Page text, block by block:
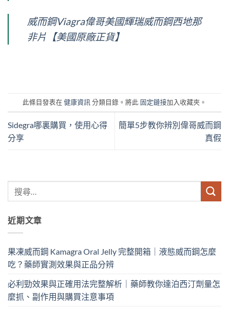
威而鋼Viagra偉哥美國輝瑞威而鋼西地那
非片【美國原廠正貨】
此條目發表在 健康資訊分類目錄。將此 固定鏈接加入收藏夾。
Sidegra哪裏購買，使用心得
分享
簡單5步教你辨別偉哥威而鋼
真假
近期文章
果凍威而鋼 Kamagra Oral Jelly 完整開箱｜液態威而鋼怎麼
吃？藥師實測效果與正品分辨
必利勁效果與正確用法完整解析｜藥師教你達泊西汀劑量怎
麼抓、副作用與購買注意事項